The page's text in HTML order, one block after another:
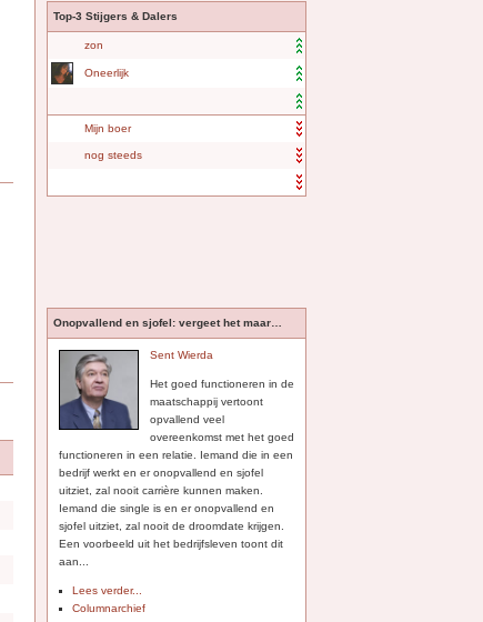
Top-3 Stijgers & Dalers
zon
Oneerlijk
Mijn boer
nog steeds
Onopvallend en sjofel: vergeet het maar…
Sent Wierda
Het goed functioneren in de
maatschappij vertoont
opvallend veel
overeenkomst met het goed
functioneren in een relatie. Iemand die in een
bedrijf werkt en er onopvallend en sjofel
uitziet, zal nooit carrière kunnen maken.
Iemand die single is en er onopvallend en
sjofel uitziet, zal nooit de droomdate krijgen.
Een voorbeeld uit het bedrijfsleven toont dit
aan...
Lees verder...
Columnarchief